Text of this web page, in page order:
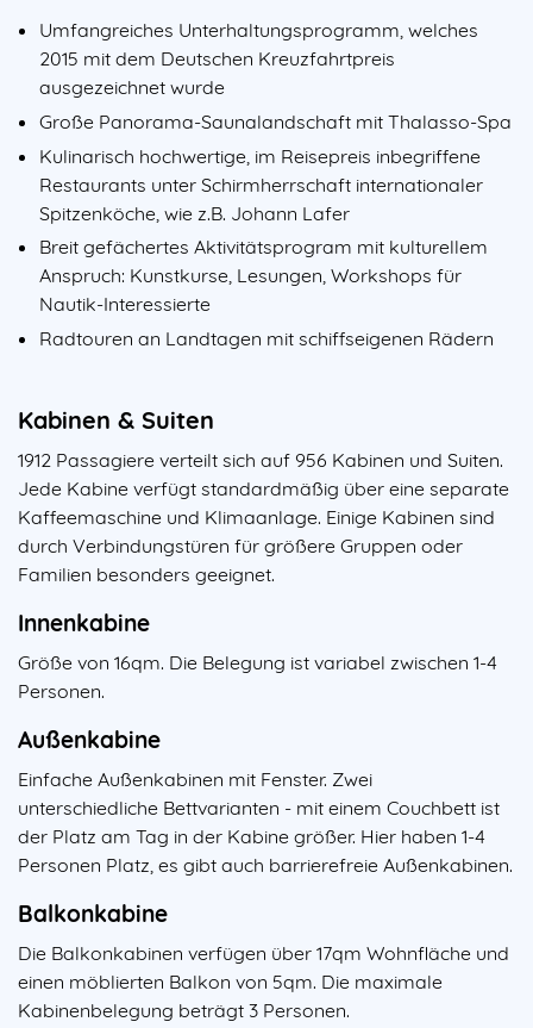
Umfangreiches Unterhaltungsprogramm, welches
2015 mit dem Deutschen Kreuzfahrtpreis
ausgezeichnet wurde
Große Panorama-Saunalandschaft mit Thalasso-Spa
Kulinarisch hochwertige, im Reisepreis inbegriffene
Restaurants unter Schirmherrschaft internationaler
Spitzenköche, wie z.B. Johann Lafer
Breit gefächertes Aktivitätsprogram mit kulturellem
Anspruch: Kunstkurse, Lesungen, Workshops für
Nautik-Interessierte
Radtouren an Landtagen mit schiffseigenen Rädern
Kabinen & Suiten
1912 Passagiere verteilt sich auf 956 Kabinen und Suiten.
Jede Kabine verfügt standardmäßig über eine separate
Kaffeemaschine und Klimaanlage. Einige Kabinen sind
durch Verbindungstüren für größere Gruppen oder
Familien besonders geeignet.
Innenkabine
Größe von 16qm. Die Belegung ist variabel zwischen 1-4
Personen.
Außenkabine
Einfache Außenkabinen mit Fenster. Zwei
unterschiedliche Bettvarianten - mit einem Couchbett ist
der Platz am Tag in der Kabine größer. Hier haben 1-4
Personen Platz, es gibt auch barrierefreie Außenkabinen.
Balkonkabine
Die Balkonkabinen verfügen über 17qm Wohnfläche und
einen möblierten Balkon von 5qm. Die maximale
Kabinenbelegung beträgt 3 Personen.